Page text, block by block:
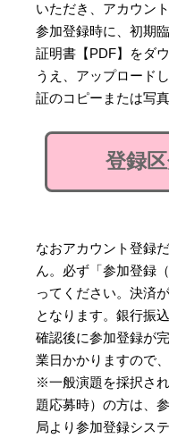
いただき、アカウン
参加登録時に、初期
証明書【PDF】をダ
うえ、アップロード
証のコピーまたは写
登録
なおアカウント登録
ん。必ず「参加登録
ってください。決済
となります。銀行振
確認後に参加登録が
業日かかりますので
※一般演題を採択さ
題応募時）の方は、
局より参加登録シス